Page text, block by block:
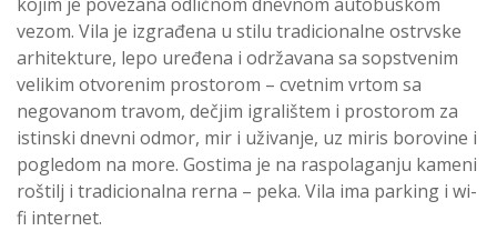
vezom. Vila je izgrađena u stilu tradicionalne ostrvske
arhitekture, lepo uređena i održavana sa sopstvenim
velikim otvorenim prostorom – cvetnim vrtom sa
negovanom travom, dečjim igralištem i prostorom za
istinski dnevni odmor, mir i uživanje, uz miris borovine i
pogledom na more. Gostima je na raspolaganju kameni
roštilj i tradicionalna rerna – peka. Vila ima parking i wi-
fi internet.